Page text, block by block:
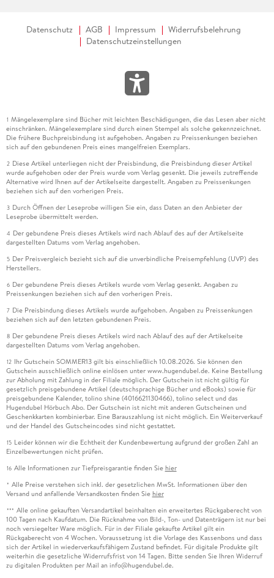
Datenschutz AGB Impressum
Widerrufsbelehrung
Datenschutzeinstellungen
1 Mängelexemplare sind Bücher mit leichten Beschädigungen, die das Lesen aber nicht
einschränken. Mängelexemplare sind durch einen Stempel als solche gekennzeichnet.
Die frühere Buchpreisbindung ist aufgehoben. Angaben zu Preissenkungen beziehen
sich auf den gebundenen Preis eines mangelfreien Exemplars.
2 Diese Artikel unterliegen nicht der Preisbindung, die Preisbindung dieser Artikel
wurde aufgehoben oder der Preis wurde vom Verlag gesenkt. Die jeweils zutreffende
Alternative wird Ihnen auf der Artikelseite dargestellt. Angaben zu Preissenkungen
beziehen sich auf den vorherigen Preis.
3 Durch Öffnen der Leseprobe willigen Sie ein, dass Daten an den Anbieter der
Leseprobe übermittelt werden.
4 Der gebundene Preis dieses Artikels wird nach Ablauf des auf der Artikelseite
dargestellten Datums vom Verlag angehoben.
5 Der Preisvergleich bezieht sich auf die unverbindliche Preisempfehlung (UVP) des
Herstellers.
6 Der gebundene Preis dieses Artikels wurde vom Verlag gesenkt. Angaben zu
Preissenkungen beziehen sich auf den vorherigen Preis.
7 Die Preisbindung dieses Artikels wurde aufgehoben. Angaben zu Preissenkungen
beziehen sich auf den letzten gebundenen Preis.
8 Der gebundene Preis dieses Artikels wird nach Ablauf des auf der Artikelseite
dargestellten Datums vom Verlag angehoben.
12 Ihr Gutschein SOMMER13 gilt bis einschließlich 10.08.2026. Sie können den
Gutschein ausschließlich online einlösen unter www.hugendubel.de. Keine Bestellung
zur Abholung mit Zahlung in der Filiale möglich. Der Gutschein ist nicht gültig für
gesetzlich preisgebundene Artikel (deutschsprachige Bücher und eBooks) sowie für
preisgebundene Kalender, tolino shine (4016621130466), tolino select und das
Hugendubel Hörbuch Abo. Der Gutschein ist nicht mit anderen Gutscheinen und
Geschenkkarten kombinierbar. Eine Barauszahlung ist nicht möglich. Ein Weiterverkauf
und der Handel des Gutscheincodes sind nicht gestattet.
15 Leider können wir die Echtheit der Kundenbewertung aufgrund der großen Zahl an
Einzelbewertungen nicht prüfen.
16 Alle Informationen zur Tiefpreisgarantie finden Sie hier
* Alle Preise verstehen sich inkl. der gesetzlichen MwSt. Informationen über den
Versand und anfallende Versandkosten finden Sie hier
*** Alle online gekauften Versandartikel beinhalten ein erweitertes Rückgaberecht von
100 Tagen nach Kaufdatum. Die Rücknahme von Bild-, Ton- und Datenträgern ist nur bei
noch versiegelter Ware möglich. Für in der Filiale gekaufte Artikel gilt ein
Rückgaberecht von 4 Wochen. Voraussetzung ist die Vorlage des Kassenbons und dass
sich der Artikel in wiederverkaufsfähigem Zustand befindet. Für digitale Produkte gilt
weiterhin die gesetzliche Widerrufsfrist von 14 Tagen. Bitte senden Sie Ihren Widerruf
zu digitalen Produkten per Mail an info@hugendubel.de.